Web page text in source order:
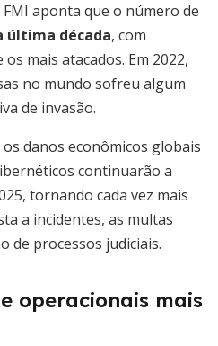
aponta que o número de
última década, com
mais atacados. Em 2022,
no mundo sofreu algum
de invasão.
danos econômicos globais
continuarão a
tornando cada vez mais
a incidentes, as multas
de processos judiciais.
operacionais mais